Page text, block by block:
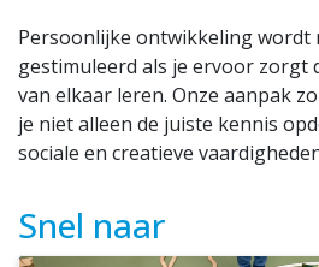
Persoonlijke ontwikkeling wordt
gestimuleerd als je ervoor zorgt
van elkaar leren. Onze aanpak
je niet alleen de juiste kennis
sociale en creatieve
Snel naar